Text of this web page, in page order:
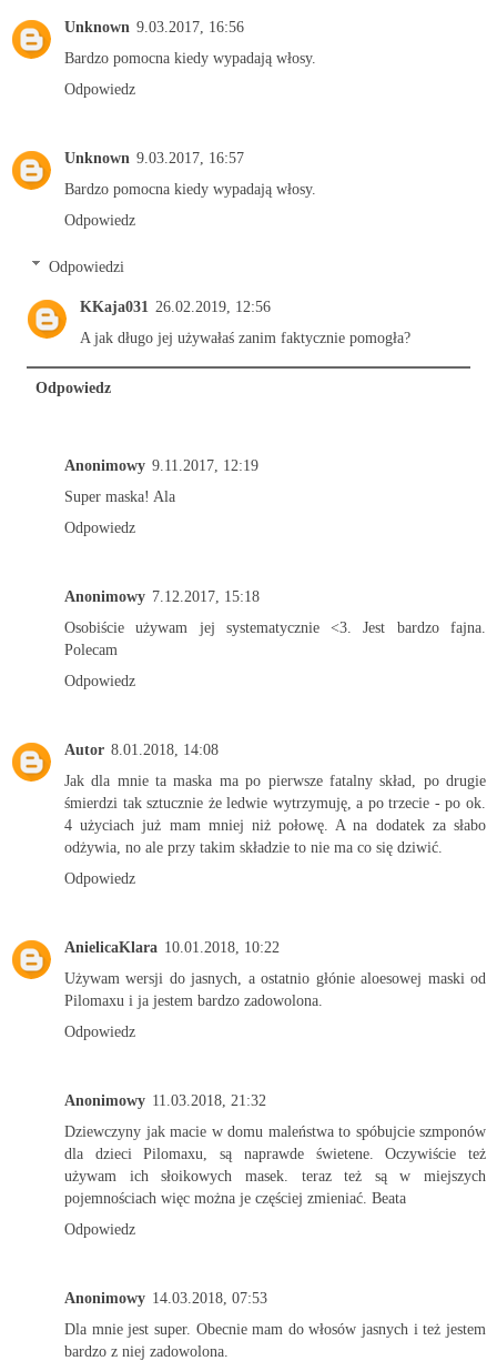
Unknown 9.03.2017, 16:56
Bardzo pomocna kiedy wypadają włosy.
Odpowiedz
Unknown 9.03.2017, 16:57
Bardzo pomocna kiedy wypadają włosy.
Odpowiedz
Odpowiedzi
KKaja031 26.02.2019, 12:56
A jak długo jej używałaś zanim faktycznie pomogła?
Odpowiedz
Anonimowy 9.11.2017, 12:19
Super maska! Ala
Odpowiedz
Anonimowy 7.12.2017, 15:18
Osobiście używam jej systematycznie <3. Jest bardzo fajna.
Polecam
Odpowiedz
Autor 8.01.2018, 14:08
Jak dla mnie ta maska ma po pierwsze fatalny skład, po drugie
śmierdzi tak sztucznie że ledwie wytrzymuję, a po trzecie - po ok.
4 użyciach już mam mniej niż połowę. A na dodatek za słabo
odżywia, no ale przy takim składzie to nie ma co się dziwić.
Odpowiedz
AnielicaKlara 10.01.2018, 10:22
Używam wersji do jasnych, a ostatnio głónie aloesowej maski od
Pilomaxu i ja jestem bardzo zadowolona.
Odpowiedz
Anonimowy 11.03.2018, 21:32
Dziewczyny jak macie w domu maleństwa to spóbujcie szmponów
dla dzieci Pilomaxu, są naprawde świetene. Oczywiście też
używam ich słoikowych masek. teraz też są w miejszych
pojemnościach więc można je częściej zmieniać. Beata
Odpowiedz
Anonimowy 14.03.2018, 07:53
Dla mnie jest super. Obecnie mam do włosów jasnych i też jestem
bardzo z niej zadowolona.